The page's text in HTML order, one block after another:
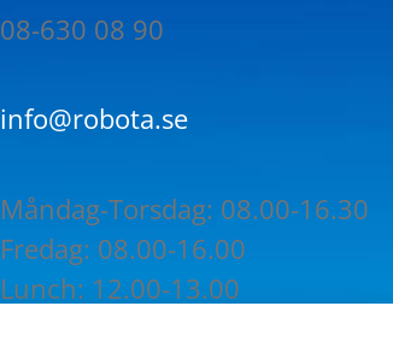
08-630 08 90
info@robota.se
Måndag-Torsdag: 08.00-16.30
Fredag: 08.00-16.00
Lunch: 12.00-13.00